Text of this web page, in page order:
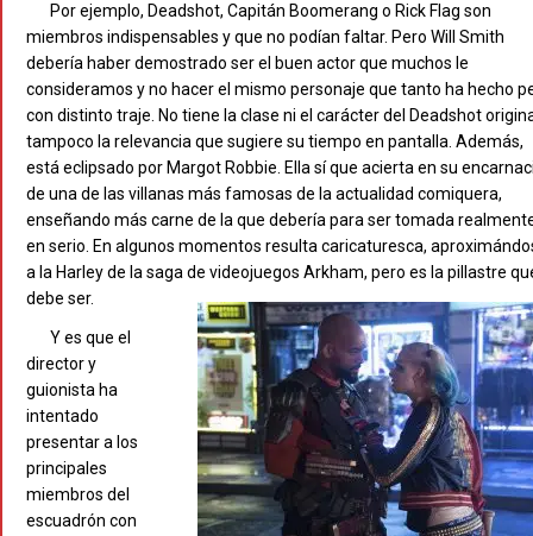
Por ejemplo, Deadshot, Capitán Boomerang o Rick Flag son
miembros indispensables y que no podían faltar. Pero Will Smith
debería haber demostrado ser el buen actor que muchos le
consideramos y no hacer el mismo personaje que tanto ha hecho
con distinto traje. No tiene la clase ni el carácter del Deadshot
tampoco la relevancia que sugiere su tiempo en pantalla. Además,
está eclipsado por Margot Robbie. Ella sí que acierta en su
de una de las villanas más famosas de la actualidad comiquera,
enseñando más carne de la que debería para ser tomada
en serio. En algunos momentos resulta caricaturesca,
a la Harley de la saga de videojuegos Arkham, pero es la pillastre
debe ser.
Y es que el
director y
guionista ha
intentado
presentar a los
principales
miembros del
escuadrón con